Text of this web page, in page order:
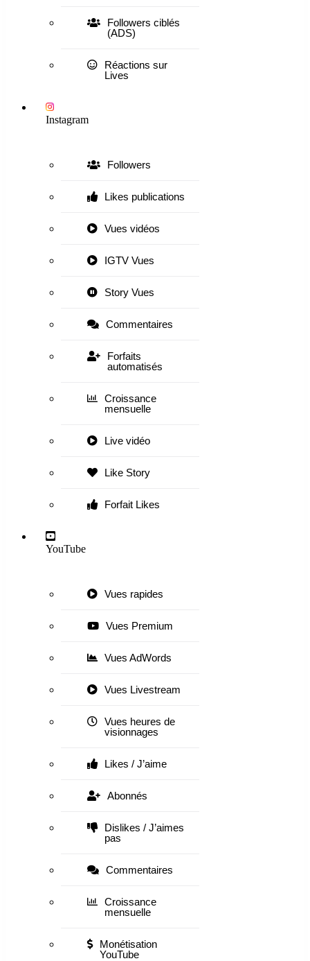
Followers ciblés
(ADS)
Réactions sur
Lives
Instagram
Followers
Likes publications
Vues vidéos
IGTV Vues
Story Vues
Commentaires
Forfaits
automatisés
Croissance
mensuelle
Live vidéo
Like Story
Forfait Likes
YouTube
Vues rapides
Vues Premium
Vues AdWords
Vues Livestream
Vues heures de
visionnages
Likes / J’aime
Abonnés
Dislikes / J’aimes
pas
Commentaires
Croissance
mensuelle
Monétisation
YouTube